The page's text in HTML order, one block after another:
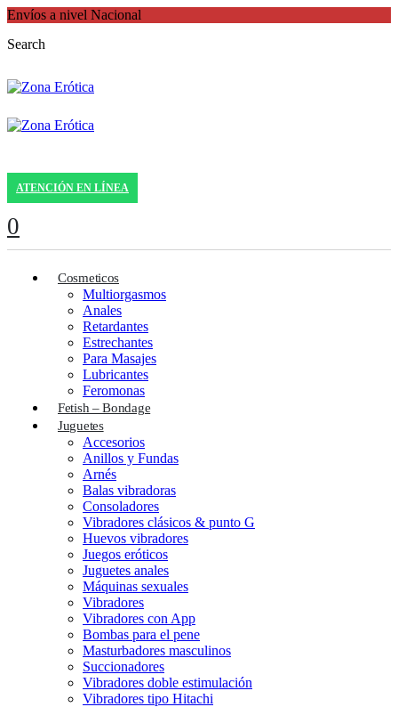
Envíos a nivel Nacional
Search
ATENCIÓN EN LÍNEA
0
Cosmeticos
Multiorgasmos
Anales
Retardantes
Estrechantes
Para Masajes
Lubricantes
Feromonas
Fetish – Bondage
Juguetes
Accesorios
Anillos y Fundas
Arnés
Balas vibradoras
Consoladores
Vibradores clásicos & punto G
Huevos vibradores
Juegos eróticos
Juguetes anales
Máquinas sexuales
Vibradores
Vibradores con App
Bombas para el pene
Masturbadores masculinos
Succionadores
Vibradores doble estimulación
Vibradores tipo Hitachi